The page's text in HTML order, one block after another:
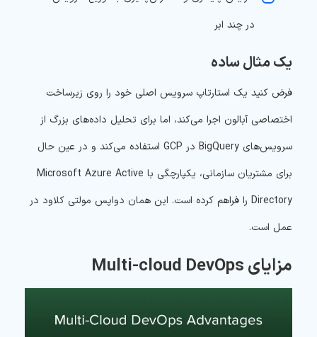
در چند ابر
یک مثال ساده
فرض کنید یک استارتاپ سرویس اصلی خود را روی زیرساخت
اختصاصی آبالون اجرا می‌کند، اما برای تحلیل داده‌های بزرگ از
سرویس‌های BigQuery در GCP استفاده می‌کند و در عین حال
برای مشتریان سازمانی، یکپارچگی با Microsoft Azure Active
Directory را فراهم کرده است. این همان دواپس مولتی کلاود در
عمل است.
مزایای Multi-cloud DevOps